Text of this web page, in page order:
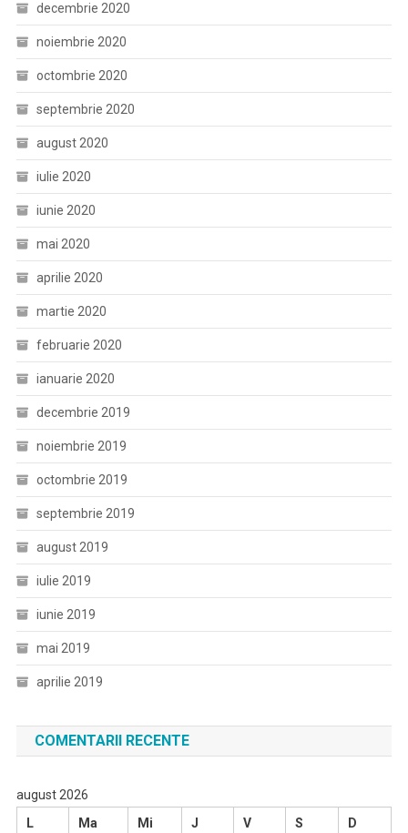
decembrie 2020
noiembrie 2020
octombrie 2020
septembrie 2020
august 2020
iulie 2020
iunie 2020
mai 2020
aprilie 2020
martie 2020
februarie 2020
ianuarie 2020
decembrie 2019
noiembrie 2019
octombrie 2019
septembrie 2019
august 2019
iulie 2019
iunie 2019
mai 2019
aprilie 2019
COMENTARII RECENTE
august 2026
L
Ma Mi J V S D